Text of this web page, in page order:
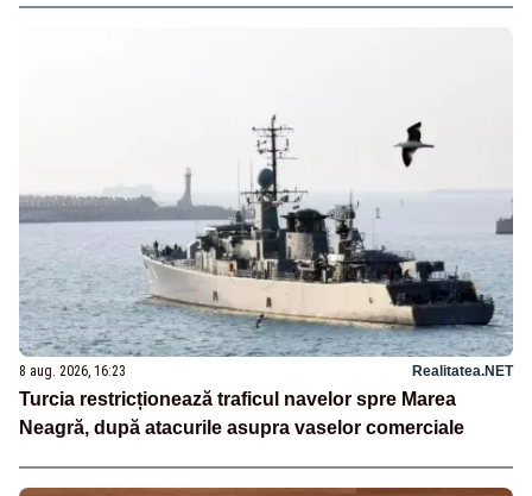
8 aug. 2026, 16:23 Realitatea.NET
Turcia restricționează traficul navelor spre Marea
Neagră, după atacurile asupra vaselor comerciale